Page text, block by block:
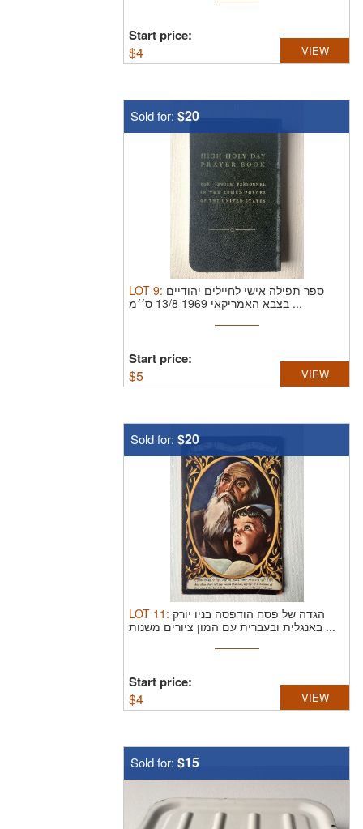
Start price:
$4 VIEW
Sold for: $20
LOT 9: ספר תפילה אישי לחיילים יהודיים
בצבא האמריקאי 1969 13/8 ס׳׳מ ...
Start price:
$5 VIEW
Sold for: $20
LOT 11 : הגדה של פסח הודפסה בניו יורק
באנגלית ובעברית עם המון ציורים משנות ...
Start price:
$4 VIEW
Sold for: $15